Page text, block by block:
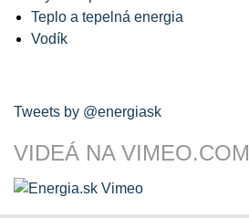
Teplo a tepelná energia
Vodík
Tweets by @energiask
VIDEÁ NA VIMEO.COM